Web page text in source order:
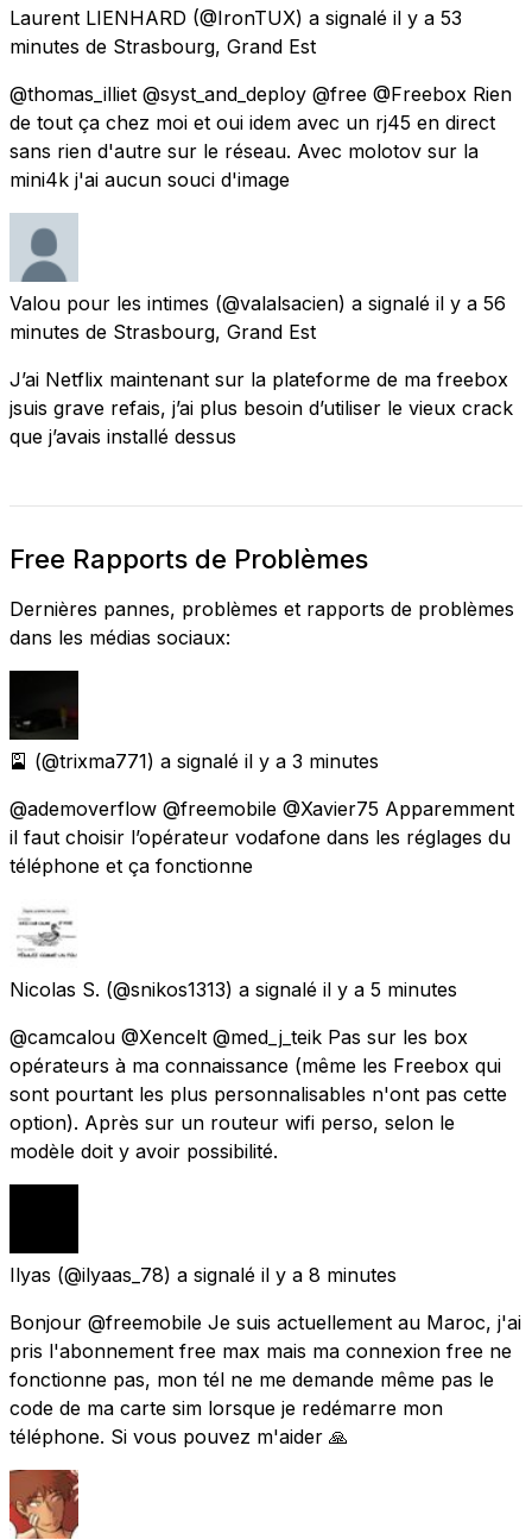
Laurent LIENHARD (@IronTUX) a signalé il y a 53
minutes de Strasbourg, Grand Est
@thomas_illiet @syst_and_deploy @free @Freebox Rien
de tout ça chez moi et oui idem avec un rj45 en direct
sans rien d'autre sur le réseau. Avec molotov sur la
mini4k j'ai aucun souci d'image
Valou pour les intimes (@valalsacien) a signalé il y a 56
minutes de Strasbourg, Grand Est
J’ai Netflix maintenant sur la plateforme de ma freebox
jsuis grave refais, j’ai plus besoin d’utiliser le vieux crack
que j’avais installé dessus
Free Rapports de Problèmes
Dernières pannes, problèmes et rapports de problèmes
dans les médias sociaux:
🎴 (@trixma771) a signalé il y a 3 minutes
@ademoverflow @freemobile @Xavier75 Apparemment
il faut choisir l’opérateur vodafone dans les réglages du
téléphone et ça fonctionne
Nicolas S. (@snikos1313) a signalé il y a 5 minutes
@camcalou @Xencelt @med_j_teik Pas sur les box
opérateurs à ma connaissance (même les Freebox qui
sont pourtant les plus personnalisables n'ont pas cette
option). Après sur un routeur wifi perso, selon le
modèle doit y avoir possibilité.
Ilyas (@ilyaas_78) a signalé il y a 8 minutes
Bonjour @freemobile Je suis actuellement au Maroc, j'ai
pris l'abonnement free max mais ma connexion free ne
fonctionne pas, mon tél ne me demande même pas le
code de ma carte sim lorsque je redémarre mon
téléphone. Si vous pouvez m'aider 🙏